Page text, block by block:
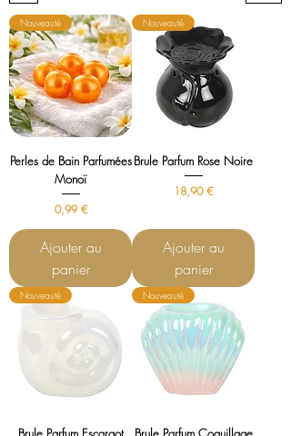
Nouveauté
Perles de Bain Parfumées
Monoï
Prix
0,99 €
Ajouter au
panier
Nouveauté
Brule Parfum Rose Noire
Prix
18,90 €
Ajouter au
panier
Nouveauté Nouveauté